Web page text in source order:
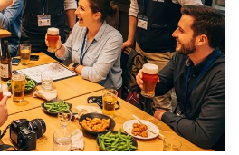
experiences/
experiences/
experiences/
experiences/
・Minuman atau
tidak termasuk dalam biaya
◆Info Tambahan
untuk tur ini adalah 8
didampingi oleh orang
disajikan kepada peserta
(usia minum legal di Jepang).